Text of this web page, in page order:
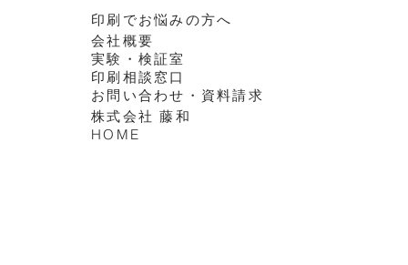
印刷でお悩みの方へ
会社概要
実験・検証室
印刷相談窓口
​お問い合わせ・資料請求
株式会社 藤和
HOME